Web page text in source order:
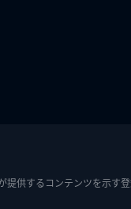
供するコンテンツを示す